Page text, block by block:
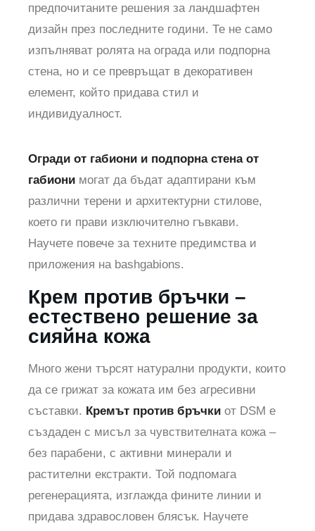
предпочитаните решения за ландшафтен
дизайн през последните години. Те не само
изпълняват ролята на ограда или подпорна
стена, но и се превръщат в декоративен
елемент, който придава стил и
индивидуалност.
Огради от габиони и подпорна стена от
габиони могат да бъдат адаптирани към
различни терени и архитектурни стилове,
което ги прави изключително гъвкави.
Научете повече за техните предимства и
приложения на bashgabions.
Крем против бръчки –
естествено решение за
сияйна кожа
Много жени търсят натурални продукти, които
да се грижат за кожата им без агресивни
съставки. Кремът против бръчки от DSM е
създаден с мисъл за чувствителната кожа –
без парабени, с активни минерали и
растителни екстракти. Той подпомага
регенерацията, изглажда фините линии и
придава здравословен блясък. Научете